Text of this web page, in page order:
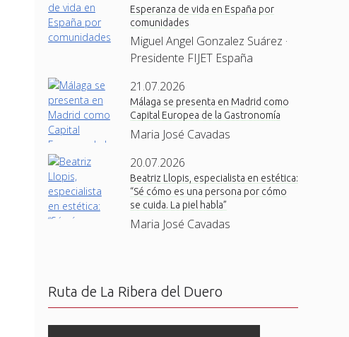
Esperanza de vida en España por
comunidades
Miguel Angel Gonzalez Suárez ·
Presidente FIJET España
21.07.2026
Málaga se presenta en Madrid como
Capital Europea de la Gastronomía
Maria José Cavadas
20.07.2026
Beatriz Llopis, especialista en estética:
“Sé cómo es una persona por cómo
se cuida. La piel habla”
Maria José Cavadas
Ruta de La Ribera del Duero